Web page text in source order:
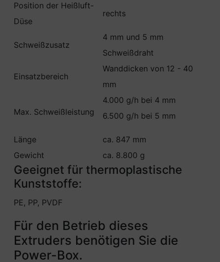
Position der Heißluft-
Düse
rechts
Schweißzusatz
4 mm und 5 mm
Schweißdraht
Einsatzbereich
Wanddicken von 12 - 40
mm
Max. Schweißleistung
4.000 g/h bei 4 mm
6.500 g/h bei 5 mm
Länge
ca. 847 mm
Gewicht
ca. 8.800 g
Geeignet für thermoplastische
Kunststoffe:
PE, PP, PVDF
Für den Betrieb dieses
Extruders benötigen Sie die
Power-Box.